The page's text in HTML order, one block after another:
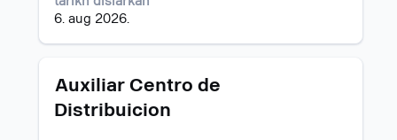
6. aug 2026.
kerja.
Jawatan
Auxiliar Centro de
Distribuicion
Pilih
bar